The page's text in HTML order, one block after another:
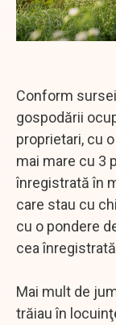
Conform
gospodării
proprietari, cu
mai mare cu 3
înregistrată în
care stau cu
cu o pondere
cea
Mai mult de
trăiau în